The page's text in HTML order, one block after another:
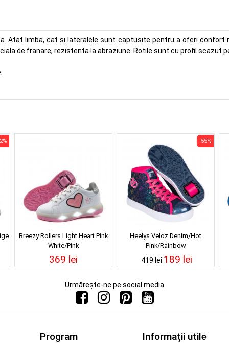
Atat limba, cat si lateralele sunt captusite pentru a oferi
de franare, rezistenta la abraziune. Rotile sunt cu profil scazut
Breezy Rollers Light Heart Pink
White/Pink
369 lei
Heelys Veloz Denim/Hot
Pink/Rainbow
419 lei
-55%
189 lei
Urmărește-ne pe social media
Program Informații utile